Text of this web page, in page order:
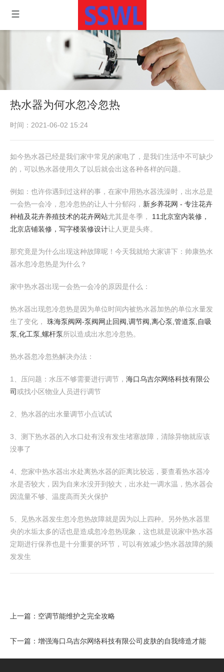
热水器为何水忽冷忽热
时间：2021-06-02 15:24
如今热水器已经是我们家中常见的家电了，是我们生活中不可缺少
的，可以热水器使用久了以后就会出这各种各样的问题。
例如：也许你遇到过这样的事，在家中用热水器洗澡时，出水总是
一会热一会冷，忽冷忽热的让人十分郁闷， 新乡养花网 - 专注花卉
种植及花卉养殖技术的花卉网站尤其是冬季， 11北京室内装修，
北京店铺装修，写字楼装修设计让人更是头疼。
那究竟是为什么出现这种故障呢！今天我就给大家讲下：帅康热水
器水忽冷忽热是为什么？
家中热水器出现一会热一会冷的原因是什么：
热水器出现忽冷忽热是因为单位时间内被热水器加热的单位水量发
生了变化， 珠海泵阀网-泵阀网止回阀,调节阀,离心泵,管道泵,自吸
泵,化工泵,螺杆泵所以造成出水忽冷忽热。
热水器忽冷忽热解决办法：
1、压问题：水压不够需要进行调节， 海口乌吉尔网络科技有限公
司或找小区物业人员进行调节
2、热水器的出水量调节小点试试
3、测下热水器的入水口处有没有发生堵塞故障，清除异物就应该
没事了
4、您家中热水器出水处离热水器的距离比较远，要查看热水器冷
水是否较大，因为自来水没开到较大，出水处一调水温，热水器会
因流量不够、温度高而关火保护
5、见热水器发生忽冷忽热故障就是因为以上四种。另外热水器里
央的水垢太多的话也是造成忽冷忽热现象，这也就是说家中热水器
定期进行保养也是十分重要的环节，可以有效减少热水器故障的频
发发生
上一篇： 空调节能维护之完全攻略
下一篇： 增强海口乌吉尔网络科技有限公司皮肤的自我缔造才能